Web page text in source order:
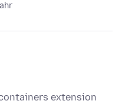
extension